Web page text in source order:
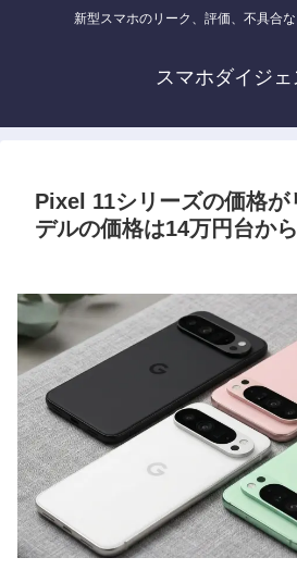
新型スマホのリーク、評価、不具合
スマホダイジェ
Pixel 11シリーズの価格が
デルの価格は14万円台か